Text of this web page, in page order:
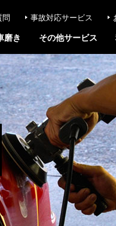
問 事故対応サービス
磨き その他サービス